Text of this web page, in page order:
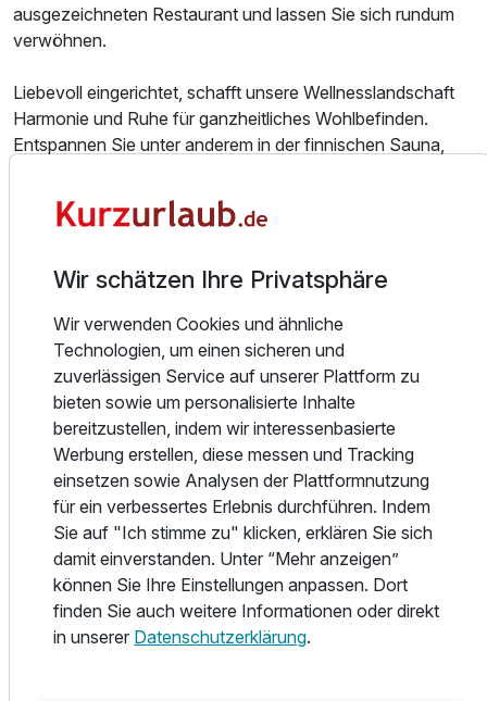
Zusatznächte
Für 4 Tage p.P. ab484,00 €
Einzelzimmer
Ausstattung
ausgezeichneten Restaurant und lassen Sie sich rundum
verwöhnen.
Liebevoll eingerichtet, schafft unsere Wellnesslandschaft
Harmonie und Ruhe für ganzheitliches Wohlbefinden.
Entspannen Sie unter anderem in der finnischen Sauna,
sich eine wohltuende Massage.
Für sportliche Aktivitäten steht Ihnen der 10 x 6 m großer
Wir freuen uns darauf, Ihnen ein individuelles Arrangement
zu erstellen, damit Ihr Aufenthalt bei uns unvergesslich
Erleben Sie die Schönheit des Naturparks Altmühltal und
lassen Sie den Alltag hinter sich.
Ihr Wohlbefinden liegt uns am Herzen – wir freuen uns auf
Ihren Besuch!
Alle Infos zum Landhotel Geyer
Wir schätzen Ihre Privatsphäre
Wir verwenden Cookies und ähnliche
Technologien, um einen sicheren und
zuverlässigen Service auf unserer Plattform zu
bieten sowie um personalisierte Inhalte
bereitzustellen, indem wir interessenbasierte
Werbung erstellen, diese messen und Tracking
einsetzen sowie Analysen der Plattformnutzung
für ein verbessertes Erlebnis durchführen. Indem
Sie auf "Ich stimme zu" klicken, erklären Sie sich
damit einverstanden. Unter “Mehr anzeigen”
können Sie Ihre Einstellungen anpassen. Dort
finden Sie auch weitere Informationen oder direkt
in unserer Datenschutzerklärung.